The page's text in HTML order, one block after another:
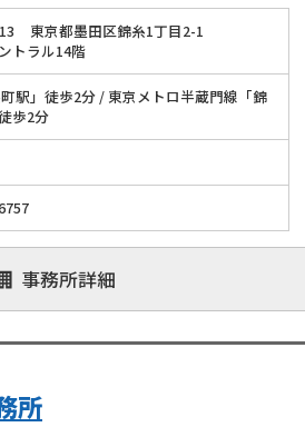
談でき、生活再建に向けた法的支援
東京都墨田区錦糸1丁目2-1
トラル14階
駅」徒歩2分 / 東京メトロ半蔵門線「錦
歩2分
事務所詳細
所